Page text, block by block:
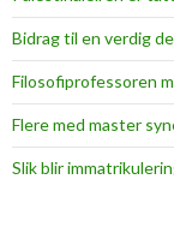
Bidrag til en verdig
Filosofiprofessoren
Flere med master
Slik blir